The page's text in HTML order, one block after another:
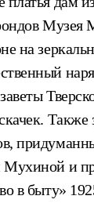
на
Также
и
в быту»